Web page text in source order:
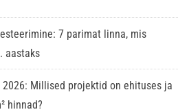
7 parimat linna, mis
aastaks
Millised projektid on ehituses ja
hinnad?